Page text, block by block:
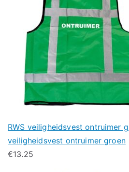
RWS veiligheidsvest ontruimer
veiligheidsvest ontruimer groen
€13.25